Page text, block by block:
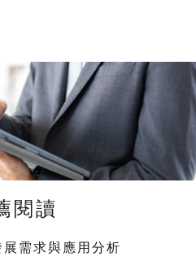
閱讀
需求與應用分析